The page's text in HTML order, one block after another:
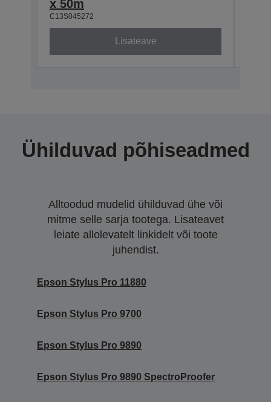
x 50m
C13S045272
Lisateave
Ühilduvad põhiseadmed
Alltoodud mudelid ühilduvad ühe või
mitme selle sarja tootega. Lisateavet
leiate allolevatelt linkidelt või toote
juhendist.
Epson Stylus Pro 11880
Epson Stylus Pro 9700
Epson Stylus Pro 9890
Epson Stylus Pro 9890 SpectroProofer